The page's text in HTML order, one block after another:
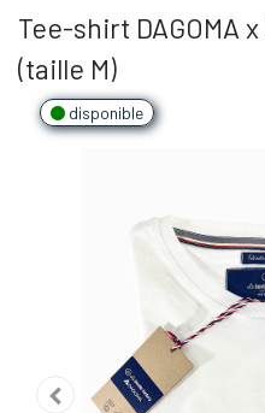
Tee-shirt DAGOMA
(taille M)
disponible